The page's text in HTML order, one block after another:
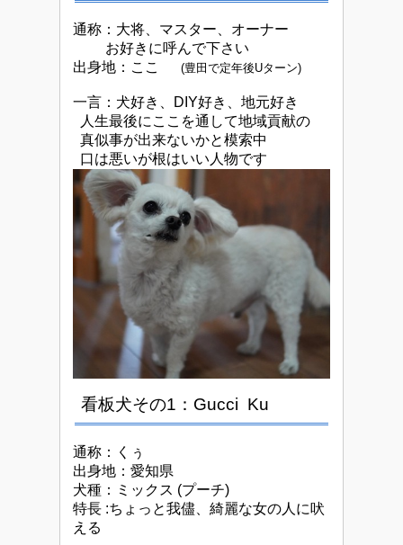
通称：大将、マスター、オーナー
お好きに呼んで下さい
出身地：ここ
(豊田で定年後Uターン)
一言：犬好き、DIY好き、地元好き
人生最後にここを通して地域貢献の
真似事が出来ないかと模索中
口は悪いが根はいい人物です
看板犬その1： Gucci Ku
通称：くぅ
出身地：愛知県
犬種：ミックス (プーチ)
特長 :ちょっと我儘、綺麗な女の人に吠
える